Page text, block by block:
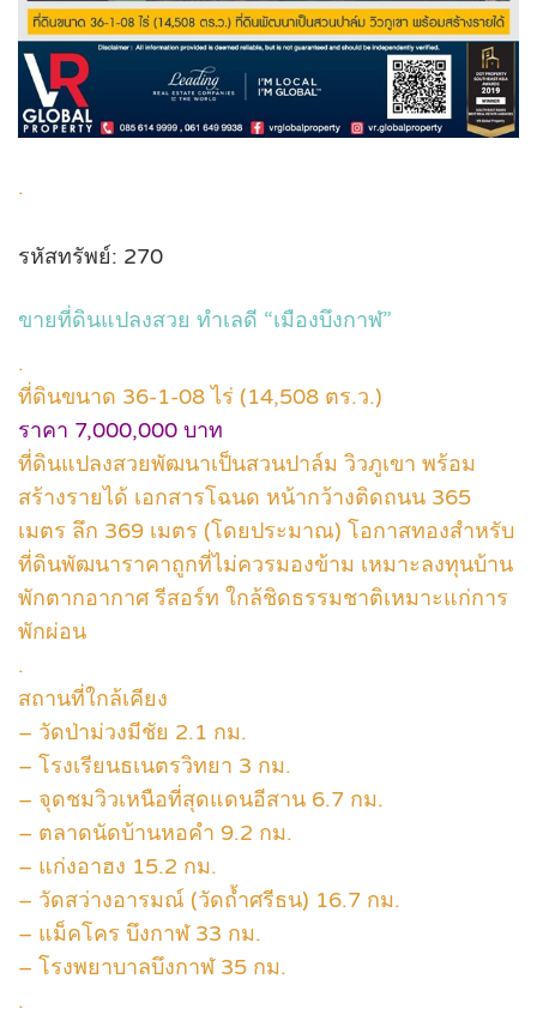
.
รหัสทรัพย์: 270
ขายที่ดินแปลงสวย ทำเลดี “เมืองบึงกาฬ”
.
ที่ดินขนาด 36-1-08 ไร่ (14,508 ตร.ว.)
ราคา 7,000,000 บาท
ที่ดินแปลงสวยพัฒนาเป็นสวนปาล์ม วิวภูเขา พร้อม
สร้างรายได้ เอกสารโฉนด หน้ากว้างติดถนน 365
เมตร ลึก 369 เมตร (โดยประมาณ) โอกาสทองสำหรับ
ที่ดินพัฒนาราคาถูกที่ไม่ควรมองข้าม เหมาะลงทุนบ้าน
พักตากอากาศ รีสอร์ท ใกล้ชิดธรรมชาติเหมาะแก่การ
พักผ่อน
.
สถานที่ใกล้เคียง
– วัดป่าม่วงมีชัย 2.1 กม.
– โรงเรียนธเนตรวิทยา 3 กม.
– จุดชมวิวเหนือที่สุดแดนอีสาน 6.7 กม.
– ตลาดนัดบ้านหอคำ 9.2 กม.
– แก่งอาฮง 15.2 กม.
– วัดสว่างอารมณ์ (วัดถ้ำศรีธน) 16.7 กม.
– แม็คโคร บึงกาฬ 33 กม.
– โรงพยาบาลบึงกาฬ 35 กม.
.